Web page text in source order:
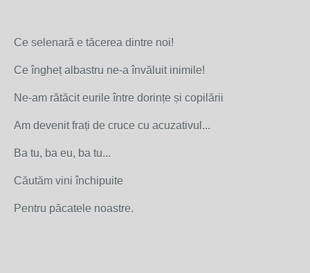
Ce selenară e tăcerea dintre noi!
Ce îngheț albastru ne-a învăluit inimile!
Ne-am rătăcit eurile între dorințe și copilării
Am devenit frați de cruce cu acuzativul...
Ba tu, ba eu, ba tu...
Căutăm vini închipuite
Pentru păcatele noastre.